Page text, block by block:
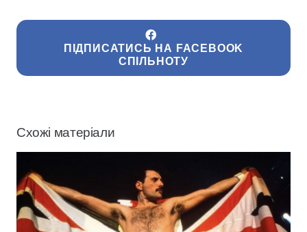
ПІДПИСАТИСЬ НА FACEBOOK
СПІЛЬНОТУ
Схожі матеріали